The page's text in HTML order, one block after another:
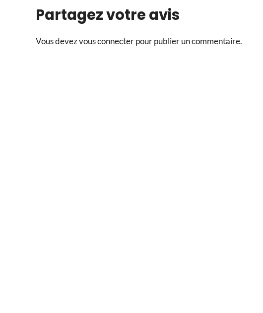
Partagez votre avis
Vous devezvous connecterpour publier un commentaire.